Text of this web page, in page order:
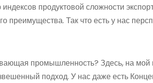
продуктовой сложности
Так что есть у нас
промышленность? Здесь, на мой
подход. У нас даже есть